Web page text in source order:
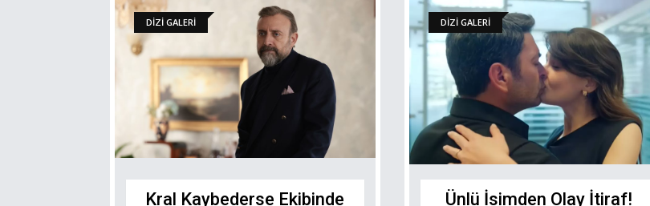
DİZİ GALERİ
Kral Kaybederse Ekibinde
DİZİ GALERİ
Ünlü İsimden Olay İtiraf!